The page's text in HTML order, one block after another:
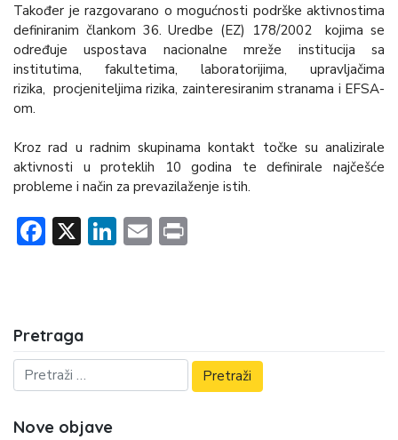
Također je razgovarano o mogućnosti podrške aktivnostima
definiranim člankom 36. Uredbe (EZ) 178/2002 kojima se
određuje uspostava nacionalne mreže institucija sa
institutima, fakultetima, laboratorijima, upravljačima
rizika, procjeniteljima rizika, zainteresiranim stranama i EFSA-
om.
Kroz rad u radnim skupinama kontakt točke su analizirale
aktivnosti u proteklih 10 godina te definirale najčešće
probleme i način za prevazilaženje istih.
Facebook
X LinkedIn
Email
Pretraga
Nove objave